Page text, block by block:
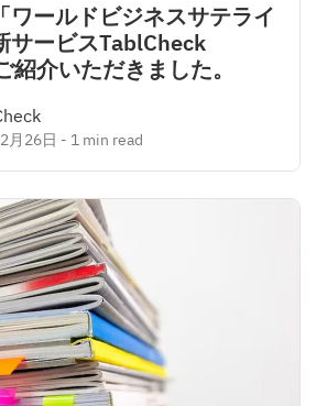
ワールドビジネスサテライ
サービスTablCheck
紹介いただきました。
月26日 - 1 min read